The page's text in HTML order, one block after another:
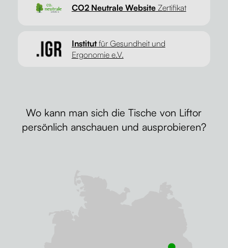
CO2 Neutrale WebsiteZertifikat
Institutfür Gesundheit und
Ergonomie e.V.
Wo kann man sich die Tische von Liftor
persönlich anschauen und ausprobieren?